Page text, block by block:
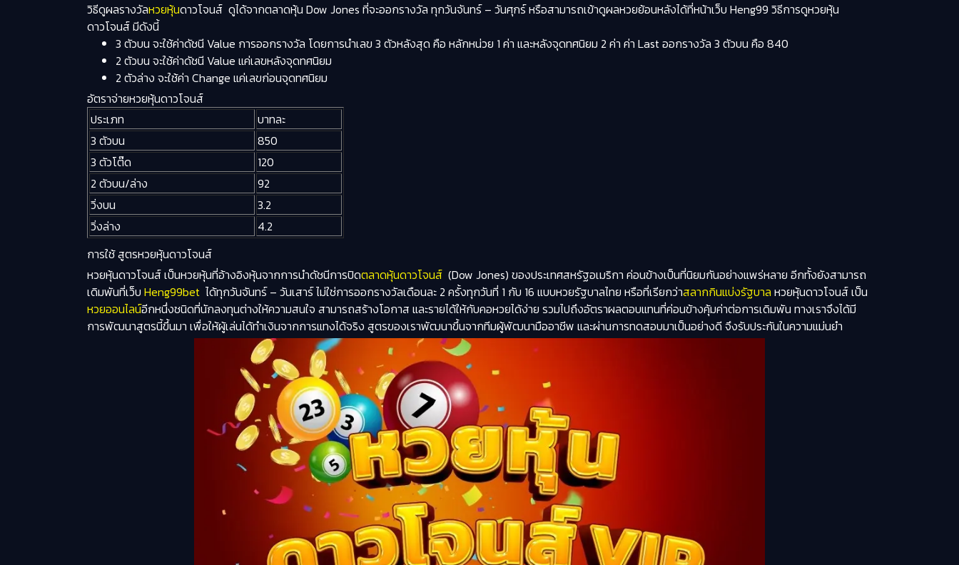
วิธีดูผลรางวัลหวยหุ้นดาวโจนส์ ดูได้จากตลาดหุ้น Dow Jones ที่จะออกรางวัล ทุกวันจันทร์ – วันศุกร์ หรือสามารถเข้าดูผลหวยย้อนหลังได้ที่หน้าเว็บ Heng99 วิธีการดูหวยหุ้น
ดาวโจนส์ มีดังนี้
3 ตัวบน จะใช้ค่าดัชนี Value การออกรางวัล โดยการนำเลข 3 ตัวหลังสุด คือ หลักหน่วย 1 ค่า และหลังจุดทศนิยม 2 ค่า ค่า Last ออกรางวัล 3 ตัวบน คือ 840
2 ตัวบน จะใช้ค่าดัชนี Value แค่เลขหลังจุดทศนิยม
2 ตัวล่าง จะใช้ค่า Change แค่เลขก่อนจุดทศนิยม
อัตราจ่ายหวยหุ้นดาวโจนส์
ประเภท
บาทละ
3 ตัวบน
850
3 ตัวโต๊ด
120
2 ตัวบน/ล่าง
92
วิ่งบน
3.2
วิ่งล่าง
4.2
การใช้ สูตรหวยหุ้นดาวโจนส์
หวยหุ้นดาวโจนส์ เป็นหวยหุ้นที่อ้างอิงหุ้นจากการนำดัชนีการปิดตลาดหุ้นดาวโจนส์ (Dow Jones) ของประเทศสหรัฐอเมริกา ค่อนข้างเป็นที่นิยมกันอย่างแพร่หลาย อีกทั้งยังสามารถ
เดิมพันที่เว็บ Heng99bet ได้ทุกวันจันทร์ – วันเสาร์ ไม่ใช่การออกรางวัลเดือนละ 2 ครั้งทุกวันที่ 1 กับ 16 แบบหวยรัฐบาลไทย หรือที่เรียกว่าสลากกินแบ่งรัฐบาล หวยหุ้นดาวโจนส์ เป็น
หวยออนไลน์อีกหนึ่งชนิดที่นักลงทุนต่างให้ความสนใจ สามารถสร้างโอกาส และรายได้ให้กับคอหวยได้ง่าย รวมไปถึงอัตราผลตอบแทนที่ค่อนข้างคุ้มค่าต่อการเดิมพัน ทางเราจึงได้มี
การพัฒนาสูตรนี้ขึ้นมา เพื่อให้ผู้เล่นได้ทำเงินจากการแทงได้จริง สูตรของเราพัฒนาขึ้นจากทีมผู้พัฒนามืออาชีพ และผ่านการทดสอบมาเป็นอย่างดี จึงรับประกันในความแม่นยำ